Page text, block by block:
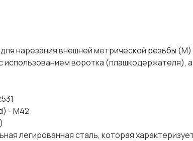
нарезания внешней метрической резьбы
воротка (плашкодержателя),
- М42
легированная сталь, которая